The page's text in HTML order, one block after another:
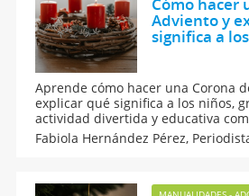
Adviento y
significa a
Aprende cómo hacer una Corona
explicar qué significa a los niños,
actividad divertida y educativa
manualidades. Te diremos paso a
una corona navideña que
verdadero espíritu de la Navidad.
Fabiola Hernández Pérez,